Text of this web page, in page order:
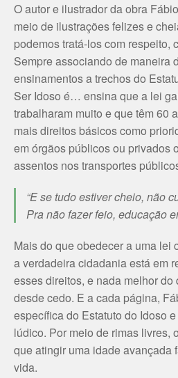
O autor e ilustrador da obra
meio de ilustrações felizes e
podemos tratá-los com respeito,
Sempre associando de maneira
ensinamentos a trechos do
Ser Idoso é… ensina que a lei
trabalharam muito e que têm 60
mais direitos básicos como
em órgãos públicos ou privados
assentos nos transportes
“E se tudo estiver cheio, não
Pra não fazer feio, educação
Mais do que obedecer a uma lei
a verdadeira cidadania está em
esses direitos, e nada melhor do
desde cedo. E a cada página,
específica do Estatuto do Idoso
lúdico. Por meio de rimas livres,
que atingir uma idade avançada
vida.